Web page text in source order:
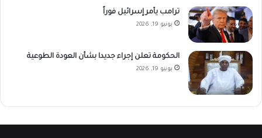
ترامب يأمر إسرائيل فوراً
يونيو 19, 2026
الحكومة تعلن إجراء جديدا بشأن العودة الطوعية
يونيو 19, 2026